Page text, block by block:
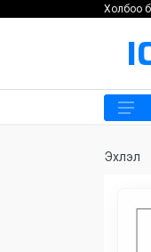
Холбоо
Эхлэл